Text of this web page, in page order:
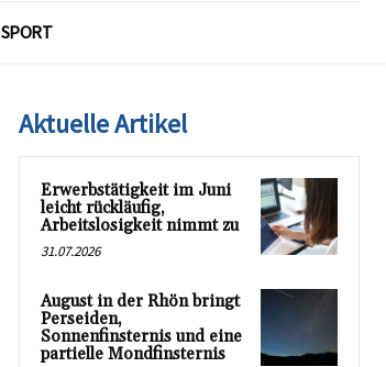
SPORT
Aktuelle Artikel
Erwerbstätigkeit im Juni
leicht rückläufig,
Arbeitslosigkeit nimmt zu
31.07.2026
August in der Rhön bringt
Perseiden,
Sonnenfinsternis und eine
partielle Mondfinsternis